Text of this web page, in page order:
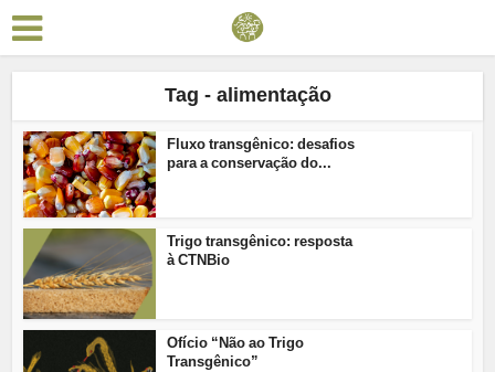
Tag - alimentação
Fluxo transgênico: desafios
para a conservação do...
Trigo transgênico: resposta
à CTNBio
Ofício “Não ao Trigo
Transgênico”